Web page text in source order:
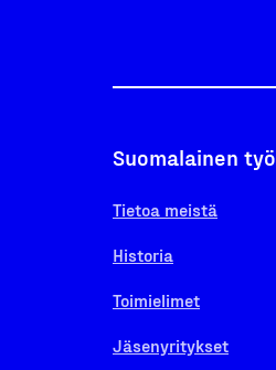
Suomalainen työ
Tietoa meistä
Historia
Toimielimet
Jäsenyritykset